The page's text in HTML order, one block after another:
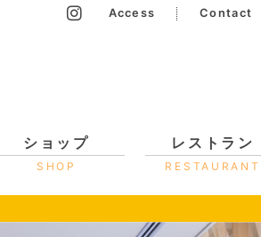
Access Contact
ショップ
SHOP
レストラン
RESTAURANT